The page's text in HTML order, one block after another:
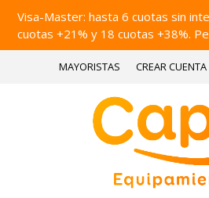
Visa-Master: hasta 6 cuotas sin
cuotas +21% y 18 cuotas +38%.
MAYORISTAS CREAR CUENTA